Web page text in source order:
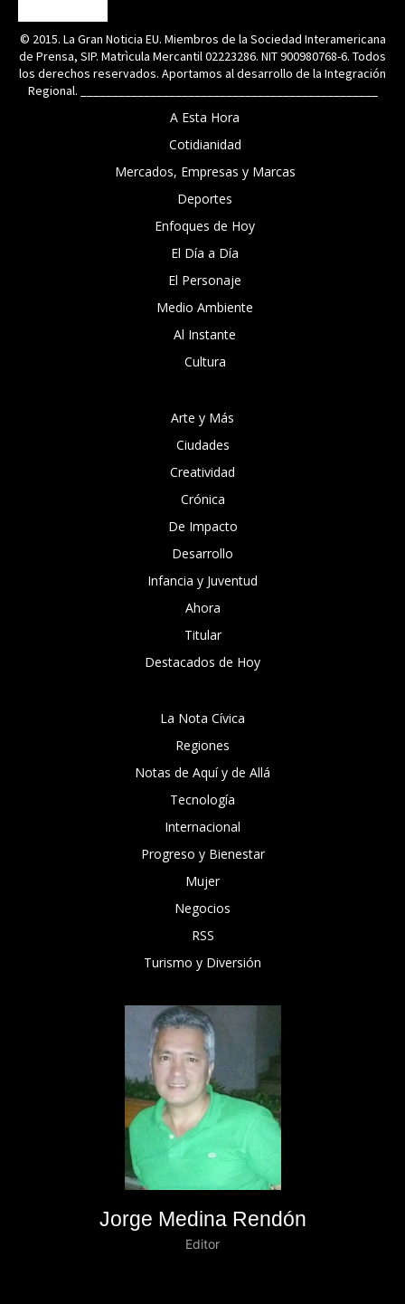
© 2015. La Gran Noticia EU. Miembros de la Sociedad Interamericana
de Prensa, SIP. Matrìcula Mercantil 02223286. NIT 900980768-6. Todos
los derechos reservados. Aportamos al desarrollo de la Integración
Regional. _______________________________________________
A Esta Hora
Cotidianidad
Mercados, Empresas y Marcas
Deportes
Enfoques de Hoy
El Día a Día
El Personaje
Medio Ambiente
Al Instante
Cultura
Arte y Más
Ciudades
Creatividad
Crónica
De Impacto
Desarrollo
Infancia y Juventud
Ahora
Titular
Destacados de Hoy
La Nota Cívica
Regiones
Notas de Aquí y de Allá
Tecnología
Internacional
Progreso y Bienestar
Mujer
Negocios
RSS
Turismo y Diversión
Jorge Medina Rendón
Editor